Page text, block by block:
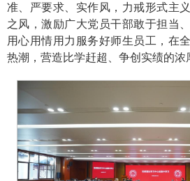
准、严要求、实作风，力戒形式主
之风，激励广大党员干部敢于担当
用心用情用力服务好师生员工，在
热潮，营造比学赶超、争创实绩的浓